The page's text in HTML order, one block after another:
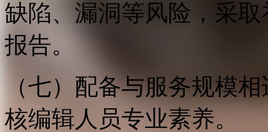
缺陷、漏洞等风险，采
报告。
（七）配备与服务规模
核编辑人员专业素养。